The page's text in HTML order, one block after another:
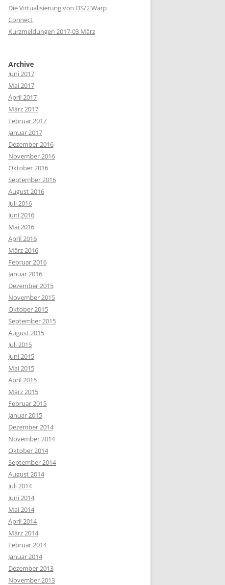
Die Virtualisierung von OS/2 Warp
Connect
Kurzmeldungen 2017-03 März
Archive
Juni 2017
Mai 2017
April 2017
März 2017
Februar 2017
Januar 2017
Dezember 2016
November 2016
Oktober 2016
September 2016
August 2016
Juli 2016
Juni 2016
Mai 2016
April 2016
März 2016
Februar 2016
Januar 2016
Dezember 2015
November 2015
Oktober 2015
September 2015
August 2015
Juli 2015
Juni 2015
Mai 2015
April 2015
März 2015
Februar 2015
Januar 2015
Dezember 2014
November 2014
Oktober 2014
September 2014
August 2014
Juli 2014
Juni 2014
Mai 2014
April 2014
März 2014
Februar 2014
Januar 2014
Dezember 2013
November 2013